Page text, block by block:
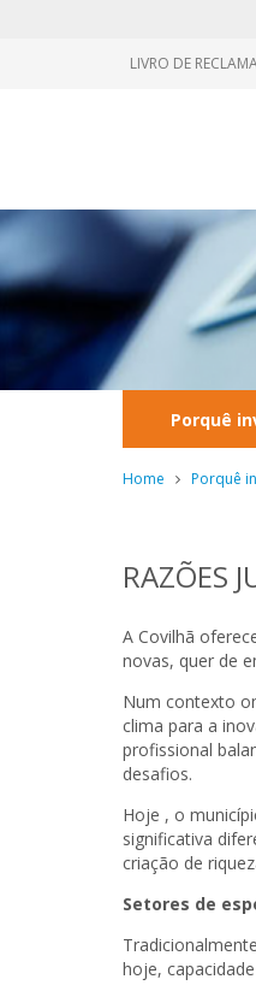
LIVRO DE
Porquê
Home Porquê
RAZÕES
A Covilhã
novas, quer de
Num contexto
clima para a
profissional
desafios.
Hoje , o
significativa
criação de
Setores de
hoje,